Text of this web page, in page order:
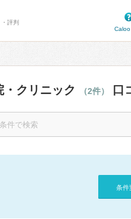
評判
Caloo
クリニック （2件） 口
条件